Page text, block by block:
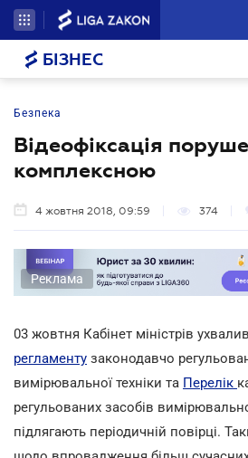
БІЗНЕС
Безпека
Відеофіксація
комплексною
4 жовтня 2018, 09:59 374
Реклама
03 жовтня Кабінет міністрів
регламенту законодавчо
вимірювальної техніки та Перелік
регульованих засобів
підлягають періодичній повірці.